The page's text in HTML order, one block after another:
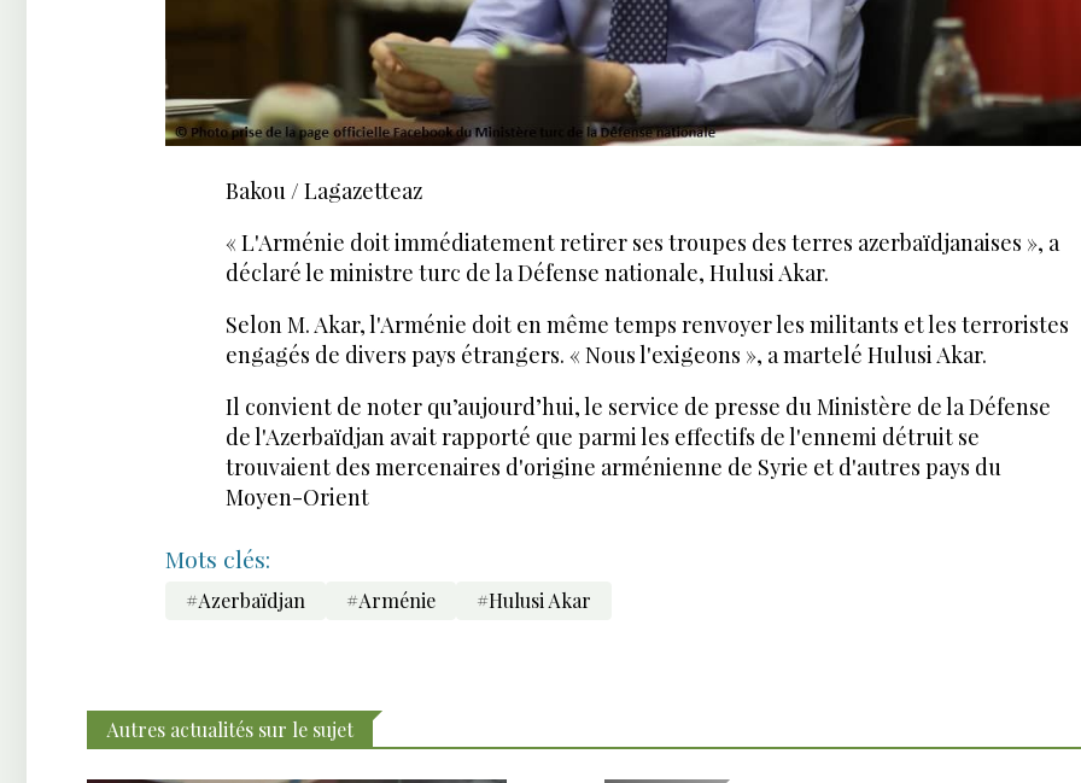
Bakou / Lagazetteaz
« L'Arménie doit immédiatement retirer ses troupes des terres azerbaïdjanaises », a
déclaré le ministre turc de la Défense nationale, Hulusi Akar.
Selon M. Akar, l'Arménie doit en même temps renvoyer les militants et les terroristes
engagés de divers pays étrangers. « Nous l'exigeons », a martelé Hulusi Akar.
Il convient de noter qu’aujourd’hui, le service de presse du Ministère de la Défense
de l'Azerbaïdjan avait rapporté que parmi les effectifs de l'ennemi détruit se
trouvaient des mercenaires d'origine arménienne de Syrie et d'autres pays du
Moyen-Orient
Mots clés:
#Azerbaïdjan #Arménie #Hulusi Akar
Autres actualités sur le sujet